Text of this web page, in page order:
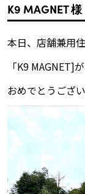
K9 MAGNET
本日、店舗兼用
「K9 MAGNET]
おめでとうござい